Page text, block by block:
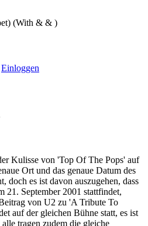
(With & & )
Einloggen
Kulisse von 'Top Of The Pops' auf
Ort und das genaue Datum des
doch es ist davon auszugehen, dass
21. September 2001 stattfindet,
von U2 zu 'A Tribute To
auf der gleichen Bühne statt, es ist
tragen zudem die gleiche